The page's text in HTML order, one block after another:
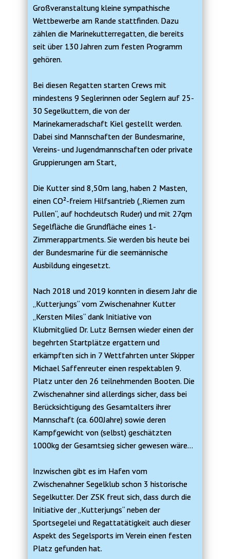
Großveranstaltung kleine sympathische
Wettbewerbe am Rande stattfinden. Dazu
zählen die Marinekutterregatten, die bereits
seit über 130 Jahren zum festen Programm
gehören.
Bei diesen Regatten starten Crews mit
mindestens 9 Seglerinnen oder Seglern auf 25-
30 Segelkuttern, die von der
Marinekameradschaft Kiel gestellt werden.
Dabei sind Mannschaften der Bundesmarine,
Vereins- und Jugendmannschaften oder private
Gruppierungen am Start,
Die Kutter sind 8,50m lang, haben 2 Masten,
einen CO²-freiem Hilfsantrieb („Riemen zum
Pullen“, auf hochdeutsch Ruder) und mit 27qm
Segelfläche die Grundfläche eines 1-
Zimmerappartments. Sie werden bis heute bei
der Bundesmarine für die seemännische
Ausbildung eingesetzt.
Nach 2018 und 2019 konnten in diesem Jahr die
„Kutterjungs“ vom Zwischenahner Kutter
„Kersten Miles“ dank Initiative von
Klubmitglied Dr. Lutz Bernsen wieder einen der
begehrten Startplätze ergattern und
erkämpften sich in 7 Wettfahrten unter Skipper
Michael Saffenreuter einen respektablen 9.
Platz unter den 26 teilnehmenden Booten. Die
Zwischenahner sind allerdings sicher, dass bei
Berücksichtigung des Gesamtalters ihrer
Mannschaft (ca. 600Jahre) sowie deren
Kampfgewicht von (selbst) geschätzten
1000kg der Gesamtsieg sicher gewesen wäre…
Inzwischen gibt es im Hafen vom
Zwischenahner Segelklub schon 3 historische
Segelkutter. Der ZSK freut sich, dass durch die
Initiative der „Kutterjungs“ neben der
Sportsegelei und Regattatätigkeit auch dieser
Aspekt des Segelsports im Verein einen festen
Platz gefunden hat.